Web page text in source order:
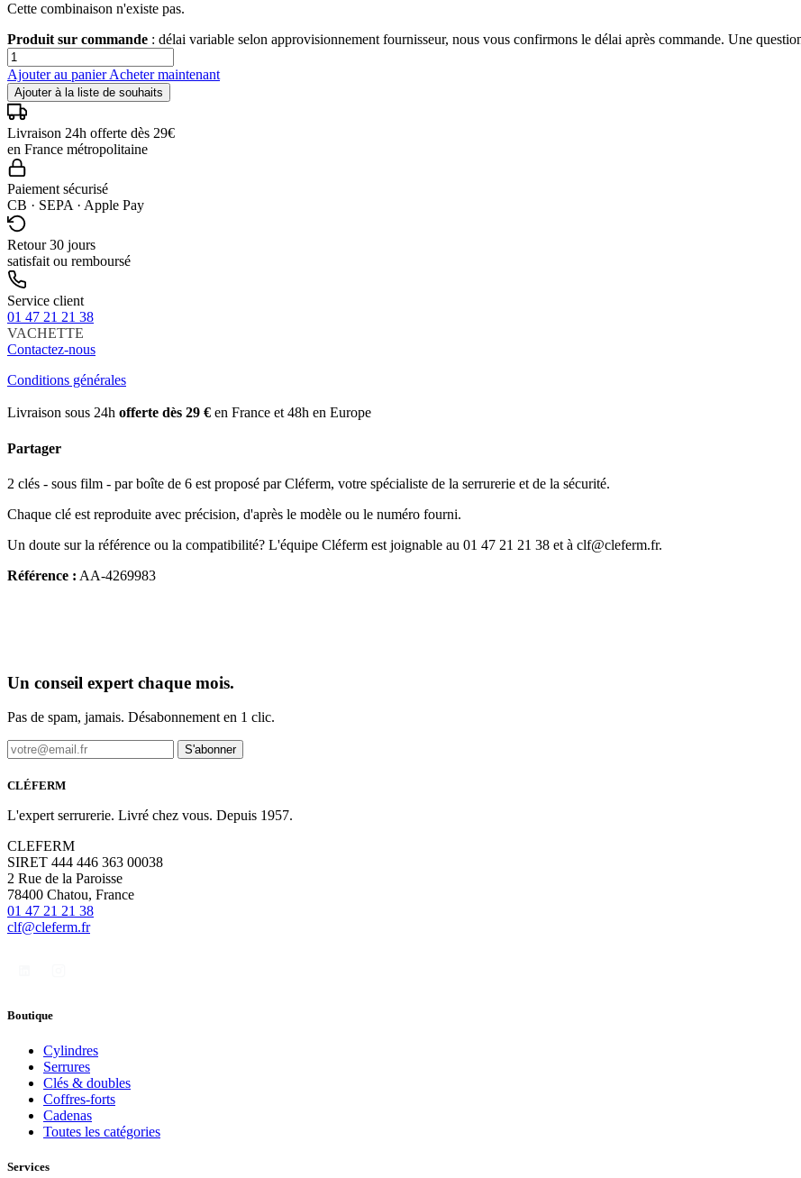
Cette combinaison n'existe pas.
Produit sur commande : délai variable selon approvisionnement fournisseur, nous vous confirmons le délai après commande. Une
Ajouter au panierAcheter maintenant
Ajouter à la liste de souhaits
Livraison 24h offerte dès 29€
en France métropolitaine
Paiement sécurisé
CB · SEPA · Apple Pay
Retour 30 jours
satisfait ou remboursé
Service client
01 47 21 21 38
VACHETTE
Contactez-nous
Conditions générales
Livraison sous 24h offerte dès 29 € en France et 48h en Europe
Partager
2 clés - sous film - par boîte de 6 est proposé par Cléferm, votre spécialiste de la serrurerie et de la sécurité.
Chaque clé est reproduite avec précision, d'après le modèle ou le numéro fourni.
Un doute sur la référence ou la compatibilité? L'équipe Cléferm est joignable au 01 47 21 21 38 et à clf@cleferm.fr.
Référence : AA-4269983
Un conseil expert chaque mois.
Pas de spam, jamais. Désabonnement en 1 clic.
S'abonner
CLÉFERM
L'expert serrurerie. Livré chez vous. Depuis 1957.
CLEFERM
SIRET 444 446 363 00038
2 Rue de la Paroisse
78400 Chatou, France
01 47 21 21 38
clf@cleferm.fr
Boutique
Cylindres
Serrures
Clés & doubles
Coffres-forts
Cadenas
Toutes les catégories
Services